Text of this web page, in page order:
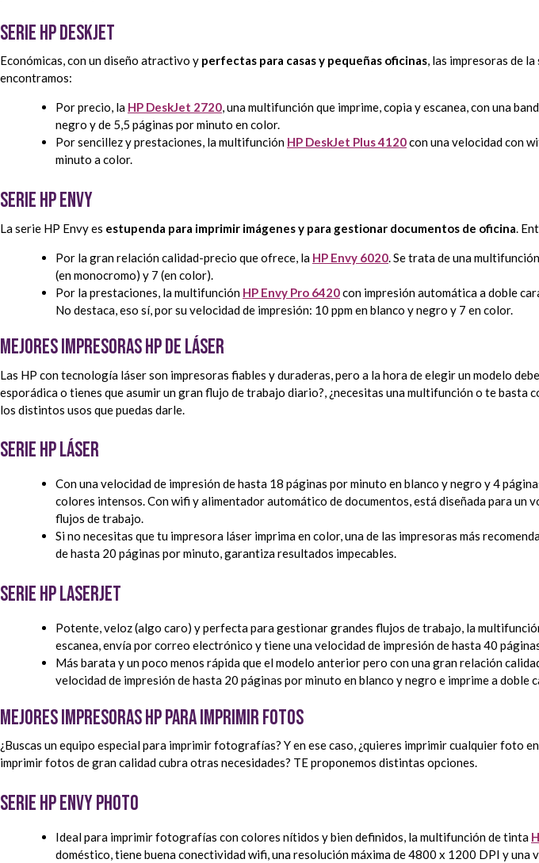
Serie HP Deskjet
Económicas, con un diseño atractivo y perfectas para casas y pequeñas oficinas, las impresoras de
encontramos:
Por precio, la HP DeskJet 2720, una multifunción que imprime, copia y escanea, con una
negro y de 5,5 páginas por minuto en color.
Por sencillez y prestaciones, la multifunción HP DeskJet Plus 4120con una velocidad con
minuto a color.
Serie HP Envy
La serie HP Envy es estupenda para imprimir imágenes y para gestionar documentos de oficina .
Por la gran relación calidad-precio que ofrece, la HP Envy 6020 . Se trata de una
(en monocromo) y 7 (en color).
Por la prestaciones, la multifunción HP Envy Pro 6420con impresión automática a doble
No destaca, eso sí, por su velocidad de impresión: 10 ppm en blanco y negro y 7 en color.
Mejores impresoras HP de láser
Las HP con tecnología láser son impresoras fiables y duraderas, pero a la hora de elegir un modelo
esporádica o tienes que asumir un gran flujo de trabajo diario?, ¿necesitas una multifunción o te
los distintos usos que puedas darle.
Serie HP Láser
Con una velocidad de impresión de hasta 18 páginas por minuto en blanco y negro y 4
colores intensos. Con wifi y alimentador automático de documentos, está diseñada para un
flujos de trabajo.
Si no necesitas que tu impresora láser imprima en color, una de las impresoras más
de hasta 20 páginas por minuto, garantiza resultados impecables.
Serie HP Laserjet
Potente, veloz (algo caro) y perfecta para gestionar grandes flujos de trabajo, la
escanea, envía por correo electrónico y tiene una velocidad de impresión de hasta 40
Más barata y un poco menos rápida que el modelo anterior pero con una gran relación
velocidad de impresión de hasta 20 páginas por minuto en blanco y negro e imprime a doble
Mejores impresoras HP para imprimir fotos
¿Buscas un equipo especial para imprimir fotografías? Y en ese caso, ¿quieres imprimir cualquier foto
imprimir fotos de gran calidad cubra otras necesidades? TE proponemos distintas opciones.
Serie HP Envy Photo
Ideal para imprimir fotografías con colores nítidos y bien definidos, la multifunción de tinta
doméstico, tiene buena conectividad wifi, una resolución máxima de 4800 x 1200 DPI y